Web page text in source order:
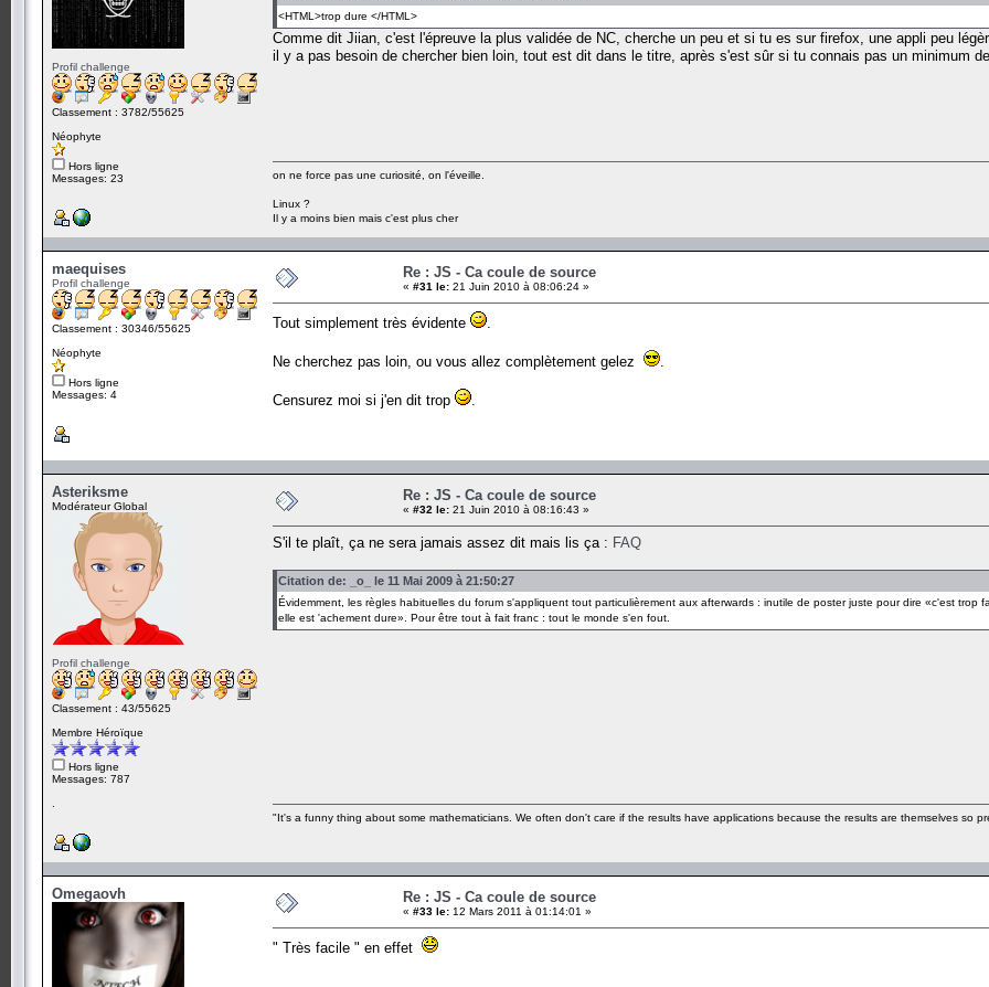
Tous les challenges
Profil challenge
Classement : 3782/55625
Néophyte
Hors ligne
Messages: 23
<HTML>trop dure </HTML>
Comme dit Jiian, c'est l'épreuve la plus validée de NC, cherche un peu et si tu es sur firefox, une appli peu
il y a pas besoin de chercher bien loin, tout est dit dans le titre, après s'est sûr si tu connais pas un minimum de
on ne force pas une curiosité, on l'éveille.
Linux ?
Il y a moins bien mais c'est plus cher
maequises
Profil challenge
Classement : 30346/55625
Néophyte
Hors ligne
Messages: 4
Re : JS - Ca coule de source
« #31 le: 21 Juin 2010 à 08:06:24 »
Tout simplement très évidente
Ne cherchez pas loin, ou vous allez complètement gelez
Censurez moi si j'en dit trop
Asteriksme
Modérateur Global
Profil challenge
Classement : 43/55625
Membre Héroïque
Hors ligne
Messages: 787
Re : JS - Ca coule de source
« #32 le: 21 Juin 2010 à 08:16:43 »
S'il te plaît, ça ne sera jamais assez dit mais lis ça : FAQ
Citation de: _o_ le 11 Mai 2009 à 21:50:27
Évidemment, les règles habituelles du forum s'appliquent tout particulièrement aux afterwards : inutile de poster juste pour dire «c'est trop
elle est 'achement dure». Pour être tout à fait franc : tout le monde s'en fout.
"It's a funny thing about some mathematicians. We often don't care if the results have applications because the results are themselves so
Omegaovh Re : JS - Ca coule de source
« #33 le: 12 Mars 2011 à 01:14:01 »
" Très facile " en effet